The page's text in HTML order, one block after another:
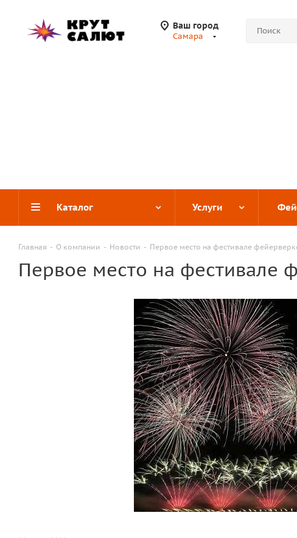
Ваш город
Самара
Каталог Услуги
Главная - О компании - Новости - Первое место на фестивале
Первое место на фестивале